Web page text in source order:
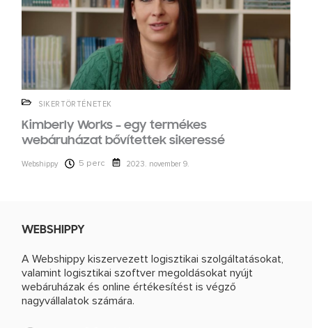
SIKERTÖRTÉNETEK
Kimberly Works – egy termékes
webáruházat bővítettek sikeressé
Webshippy 5 perc 2023. november 9.
WEBSHIPPY
A Webshippy kiszervezett logisztikai szolgáltatásokat,
valamint logisztikai szoftver megoldásokat nyújt
webáruházak és online értékesítést is végző
nagyvállalatok számára.